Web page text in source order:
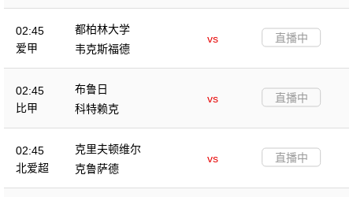
02:45
爱甲
都柏林大学
vs
韦克斯福德
直播中
02:45
比甲
布鲁日
vs
科特赖克
直播中
02:45
北爱超
克里夫顿维尔
vs
克鲁萨德
直播中